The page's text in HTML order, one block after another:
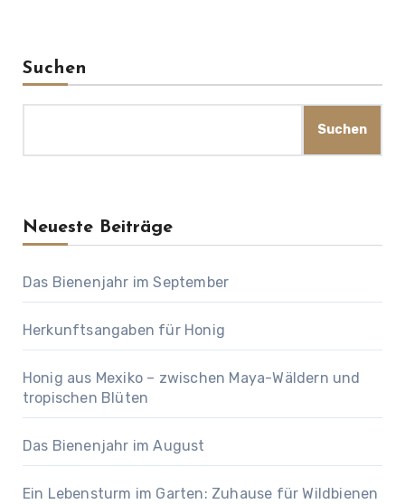
Suchen
Suchen
Neueste Beiträge
Das Bienenjahr im September
Herkunftsangaben für Honig
Honig aus Mexiko – zwischen Maya-Wäldern und
tropischen Blüten
Das Bienenjahr im August
Ein Lebensturm im Garten: Zuhause für Wildbienen